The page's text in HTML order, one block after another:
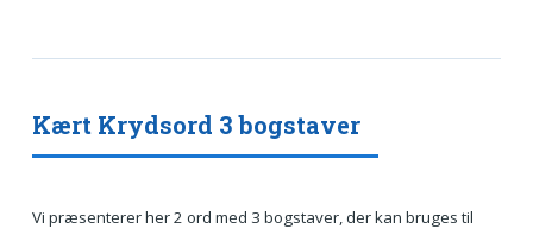
Kært Krydsord 3 bogstaver
Vi præsenterer her 2 ord med 3 bogstaver, der kan bruges til